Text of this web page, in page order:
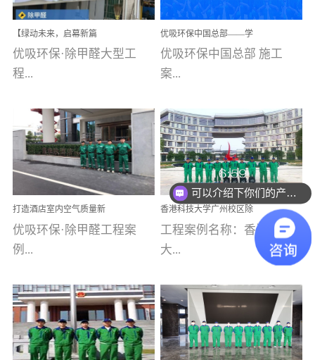
给自足，优吸公司于2015
在广州番禺区成功建立产
品线生产基地，工厂拥有
自动化生产设备和成熟的
选择源头源材料、严控产
品质量，我们每一批的生
产产品都经过严格的质检
程序；生产车间为优吸总
部和全国分支机构生产光
触媒、净醛王、祛味剂等
优吸系列产品，保质保量
完成生产任务，确保全国
求。资质优势团队优势分
支优势优吸环保是一棵正
茁壮成长的树，只要我们
人人都爱护她、珍惜她、
【绿动未来，启幕新篇
章】优吸环保中标深圳安
居乐寓，超大型工装室内
空气治理项目顺利启航，
优吸环保·除甲醛大型工
程...
案例【深圳安居乐寓】室
内空气治理项目深圳安居
乐寓 深圳市安居乐寓
为深圳安居集团旗下城...
优吸环保中国总部——学
校施工案例(节选)
优吸环保中国总部 施工
案...
例(学校工装节选)广州南沙
小学(珠江湾校区)项目地
址：广州市南沙区海滨路
南沙珠江湾江门市蓬江区
禾...
打造酒店室内空气质量新
标杆——优吸环保·标杆之
作：东莞美豪雅致酒店室
内空气治理工程纪实
优吸环保·除甲醛工程案
例...
【东莞美豪雅致酒店】室
内空气治理项目东莞美豪
雅致酒店 东莞美豪雅
香港科技大学广州校区除
甲醛项目圆满完成
工程案例名称：香港科技
大...
学广州校区室内空气治
理 工程案例地址：广
州南沙区·香港科技大学(广
你们是怎么收费的呢